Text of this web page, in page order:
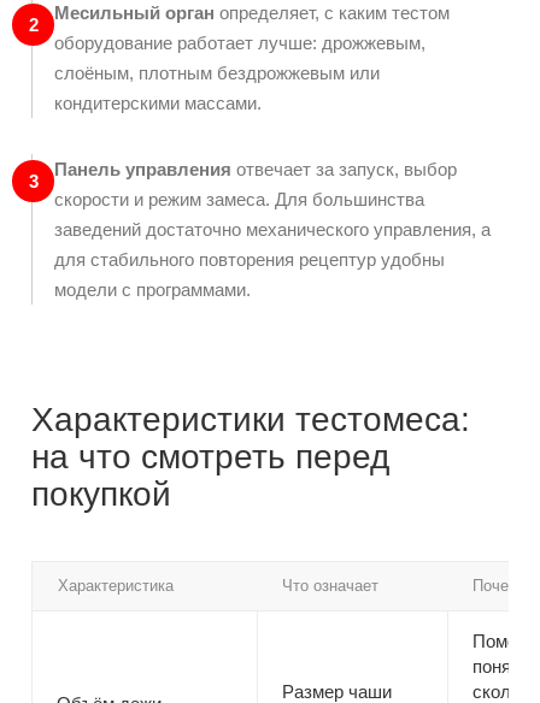
2
Месильный орган определяет, с каким тестом
оборудование работает лучше: дрожжевым,
слоёным, плотным бездрожжевым или
кондитерскими массами.
3
Панель управления отвечает за запуск, выбор
скорости и режим замеса. Для большинства
заведений достаточно механического управления, а
для стабильного повторения рецептур удобны
модели с программами.
Характеристики тестомеса:
на что смотреть перед
покупкой
Характеристика Что означает Почему
Размер чаши
понять,